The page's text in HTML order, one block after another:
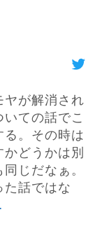
ヤが解消され
ての話でこ
る。その時は
どうかは別
じだなぁ。
た話ではな